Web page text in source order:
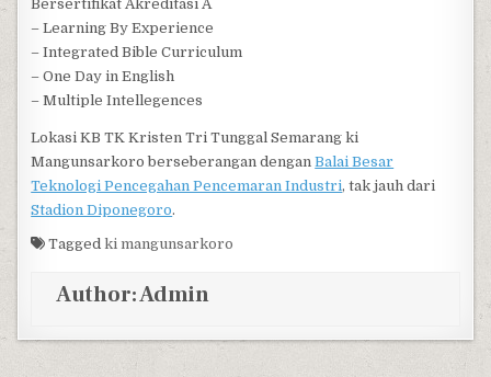
Bersertifikat Akreditasi A
– Learning By Experience
– Integrated Bible Curriculum
– One Day in English
– Multiple Intellegences
Lokasi KB TK Kristen Tri Tunggal Semarang ki
Mangunsarkoro berseberangan denganBalai Besar
Teknologi Pencegahan Pencemaran Industri, tak jauh dari
Stadion Diponegoro.
Taggedki mangunsarkoro
Author:Admin